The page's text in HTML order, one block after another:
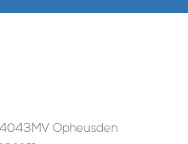
Opheusden